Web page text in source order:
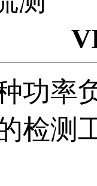
功率
检测